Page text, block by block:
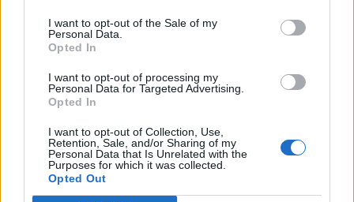
I want to opt-out of the Sale of my
Personal Data.
Opted In
I want to opt-out of processing my
Personal Data for Targeted Advertising.
Opted In
I want to opt-out of Collection, Use,
Retention, Sale, and/or Sharing of my
Personal Data that Is Unrelated with the
Purposes for which it was collected.
Opted Out